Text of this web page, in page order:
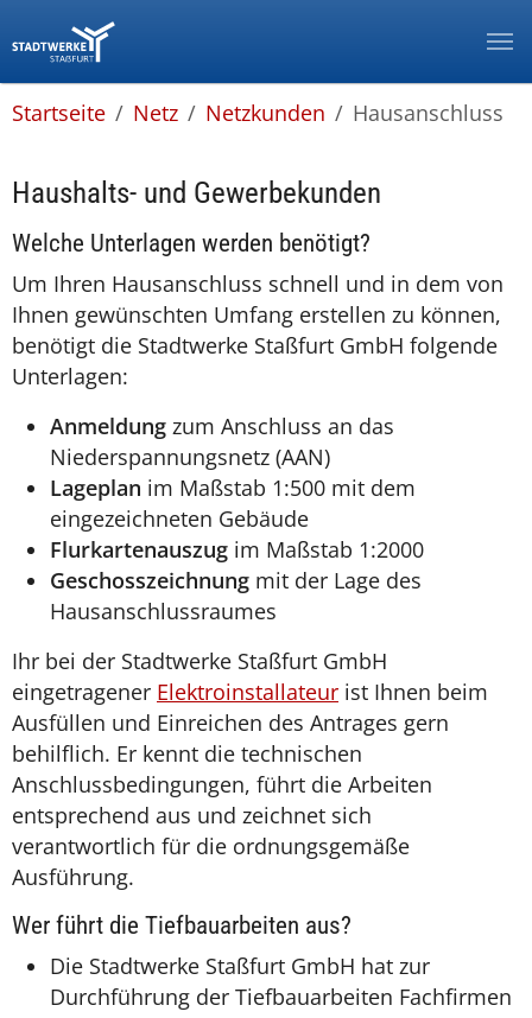
Zur Hauptnavigation springen
Zum Hauptinhalt springen
Zum Footer springen
Zur Info-Navigation springen
You are here:
Startseite Netz Netzkunden Hausanschluss
Haushalts- und Gewerbekunden
Welche Unterlagen werden benötigt?
Um Ihren Hausanschluss schnell und in dem von
Ihnen gewünschten Umfang erstellen zu können,
benötigt die Stadtwerke Staßfurt GmbH folgende
Unterlagen:
Anmeldung zum Anschluss an das
Niederspannungsnetz (AAN)
Lageplan im Maßstab 1:500 mit dem
eingezeichneten Gebäude
Flurkartenauszug im Maßstab 1:2000
Geschosszeichnung mit der Lage des
Hausanschlussraumes
Ihr bei der Stadtwerke Staßfurt GmbH
eingetragener Elektroinstallateur ist Ihnen beim
Ausfüllen und Einreichen des Antrages gern
behilflich. Er kennt die technischen
Anschlussbedingungen, führt die Arbeiten
entsprechend aus und zeichnet sich
verantwortlich für die ordnungsgemäße
Ausführung.
Wer führt die Tiefbauarbeiten aus?
Die Stadtwerke Staßfurt GmbH hat zur
Durchführung der Tiefbauarbeiten Fachfirmen